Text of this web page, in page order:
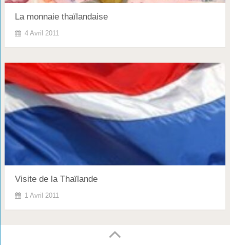
La monnaie thaïlandaise
4 Avril 2011
Visite de la Thaïlande
1 Avril 2011